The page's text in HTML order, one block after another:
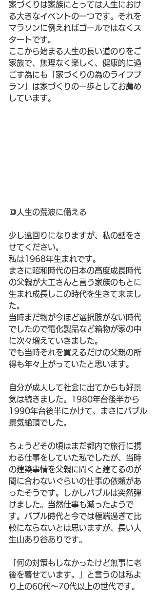
家づくりは家族にとっては人生におけ
る大きなイベントの一つです。それを
マラソンに例えればゴールではなくス
タートです。
ここから始まる人生の長い道のりをご
家族で、無理なく楽しく、健康的に過
ごす為にも「家づくりの為のライフプ
ラン」は家づくりの一歩としてお薦め
しています。
🔳人生の荒波に備える
少し遠回りになりますが、私の話をさ
せてください。
私は1968年生まれです。
まさに昭和時代の日本の高度成長時代
の父親が大工さんと言う家族のもとに
生まれ成長しこの時代を生きて来まし
た。
当時まだ物が今ほど選択肢がない時代
でしたので電化製品など箱物が家の中
に次々増えていきました。
でも当時それを買えるだけの父親の所
得も年々上がっていたと思います。
自分が成人して社会に出てからも好景
気は続きました。1980年台後半から
1990年台後半にかけて、まさにバブル
景気絶頂でした。
ちょうどその頃はまだ都内で旅行に携
わる仕事をしていた私でしたが、当時
の建築事情を父親に聞くと建てるのが
間に合わないぐらいの仕事の依頼があ
ったそうです。しかしバブルは突然弾
けました。当然仕事も減ったようで
す。バブル時代と今では極端過ぎて比
較にならないとは思いますが、長い人
生山あり谷ありです。
「何の対策もしなかったけど無事に老
後を暮せています。」と言うのは私よ
り上の60代〜70代以上の世代です。